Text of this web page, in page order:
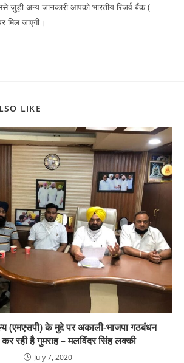
जुड़ी अन्य जानकारी आपको भारतीय रिजर्व बैंक (
मिल जाएगी।
LIKE
(एमएसपी) के मुद्दे पर अकाली-भाजपा गठबंधन
रही है गुमराह – मलविंदर सिंह लक्की
July 7, 2020